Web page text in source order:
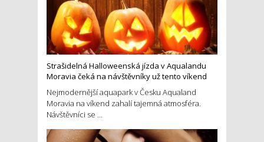
Strašidelná Halloweenská jízda v Aqualandu
Moravia čeká na návštěvníky už tento víkend
Nejmodernější aquapark v Česku Aqualand
Moravia na víkend zahalí tajemná atmosféra.
Návštěvníci se ...